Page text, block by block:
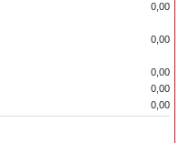
0,00
0,00
0,00
0,00
0,00